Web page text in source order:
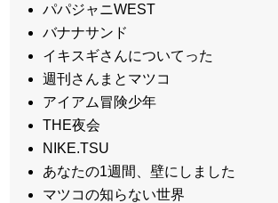
パパジャニWEST
バナナサンド
イキスギさんについてった
週刊さんまとマツコ
アイアム冒険少年
THE夜会
NIKE.TSU
あなたの1週間、壁にしました
マツコの知らない世界